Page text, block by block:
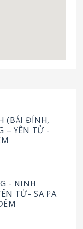
(BÁI ĐÍNH,
– YÊN TỬ -
- NINH
TỬ– SA PA